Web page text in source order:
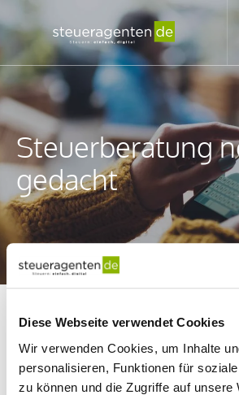
Diese Webseite verwendet Cookies
Wir verwenden Cookies, um Inhalte
personalisieren, Funktionen für
zu können und die Zugriffe auf unsere
Steuerberatung
gedacht
Server Fehler (500)